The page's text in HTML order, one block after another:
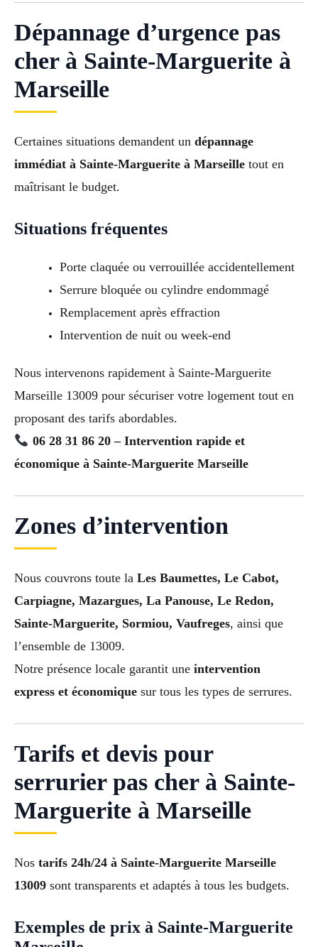
Dépannage d’urgence pas
cher à Sainte-Marguerite à
Marseille
Certaines situations demandent un dépannage
immédiat à Sainte-Marguerite à Marseille tout en
maîtrisant le budget.
Situations fréquentes
Porte claquée ou verrouillée accidentellement
Serrure bloquée ou cylindre endommagé
Remplacement après effraction
Intervention de nuit ou week-end
Nous intervenons rapidement à Sainte-Marguerite
Marseille 13009 pour sécuriser votre logement tout en
proposant des tarifs abordables.
06 28 31 86 20 – Intervention rapide et
économique à Sainte-Marguerite Marseille
Zones d’intervention
Nous couvrons toute la Les Baumettes, Le Cabot,
Carpiagne, Mazargues, La Panouse, Le Redon,
Sainte-Marguerite, Sormiou, Vaufreges, ainsi que
l’ensemble de 13009.
Notre présence locale garantit une intervention
express et économique sur tous les types de serrures.
Tarifs et devis pour
serrurier pas cher à Sainte-
Marguerite à Marseille
Nos tarifs 24h/24 à Sainte-Marguerite Marseille
13009 sont transparents et adaptés à tous les budgets.
Exemples de prix à Sainte-Marguerite